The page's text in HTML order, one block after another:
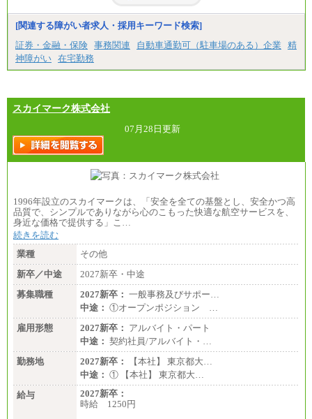
[関連する障がい者求人・採用キーワード検索]
証券・金融・保険 事務関連 自動車通勤可（駐車場のある）企業
精
神障がい 在宅勤務
スカイマーク株式会社
07月28日更新
1996年設立のスカイマークは、「安全を全ての基盤とし、安全かつ高
品質で、シンプルでありながら心のこもった快適な航空サービスを、
身近な価格で提供する」こ…
続きを読む
業種
その他
新卒／中途
2027新卒・中途
募集職種
2027新卒： 一般事務及びサポー…
中途： ①オープンポジション …
雇用形態
2027新卒： アルバイト・パート
中途： 契約社員/アルバイト・…
勤務地
2027新卒：
【本社】 東京都大…
中途： ① 【本社】 東京都大…
給与
2027新卒：
時給 1250円